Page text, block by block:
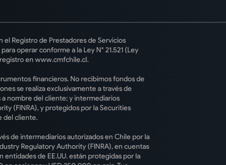
el Registro de Prestadores de Servicios
operar conforme a la Ley N° 21.521 (Ley
en www.cmfchile.cl.
financieros. No recibimos fondos de
se realiza exclusivamente a través de
nombre del cliente; y intermediarios
(FINRA), y protegidos por la Securities
del cliente.
de intermediarios autorizados en Chile por la
Regulatory Authority (FINRA), en cuentas
de EE.UU. están protegidas por la